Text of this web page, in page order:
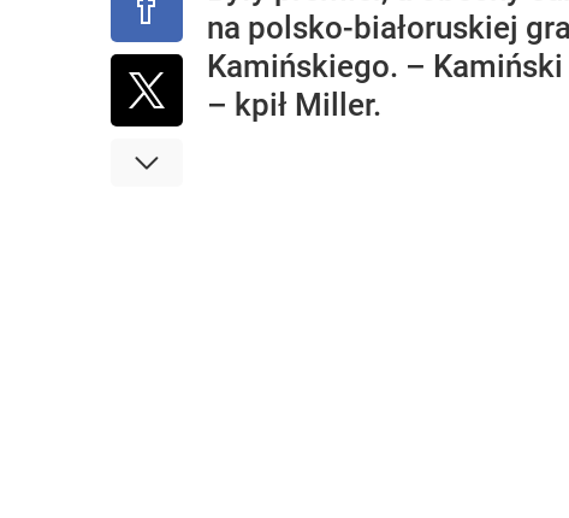
na polsko-białoruskiej
Kamińskiego. –
– kpił Miller.